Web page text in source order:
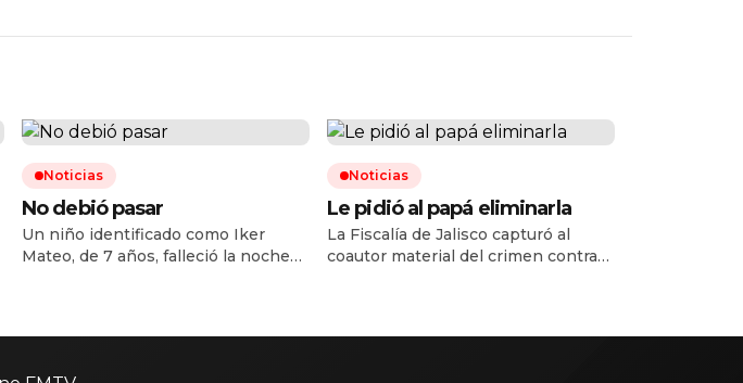
Noticias
No debió pasar
Un niño identificado como Iker
Mateo, de 7 años, falleció la noche
bulevar Gabriel Leyva Solano y la
Noticias
Le pidió al papá eliminarla
La Fiscalía de Jalisco capturó al
coautor material del crimen contra
pareja de la influencer e hijo del